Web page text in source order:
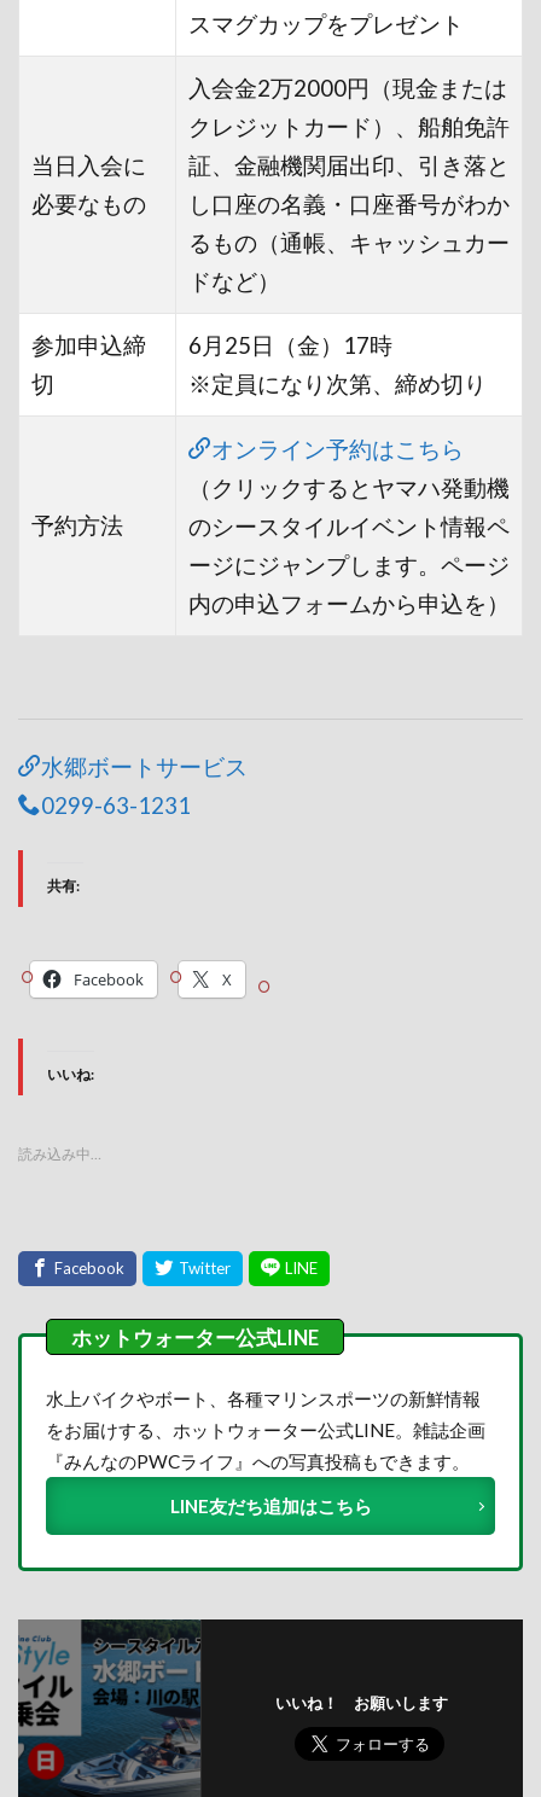
スマグカップをプレゼント
当日入会に
必要なもの
入会金2万2000円（現金または
クレジットカード）、船舶免許
証、金融機関届出印、引き落と
し口座の名義・口座番号がわか
るもの（通帳、キャッシュカー
ドなど）
参加申込締
切
6月25日（金）17時
※定員になり次第、締め切り
予約方法
オンライン予約はこちら
（クリックするとヤマハ発動機
のシースタイルイベント情報ペ
ージにジャンプします。ページ
内の申込フォームから申込を）
水郷ボートサービス
0299-63-1231
共有:
Facebook X
いいね:
読み込み中…
水上バイクやボート、各種マリンスポーツの新鮮情報
をお届けする、ホットウォーター公式LINE。雑誌企画
『みんなのPWCライフ』への写真投稿もできます。
LINE友だち追加はこちら
いいね！ お願いします